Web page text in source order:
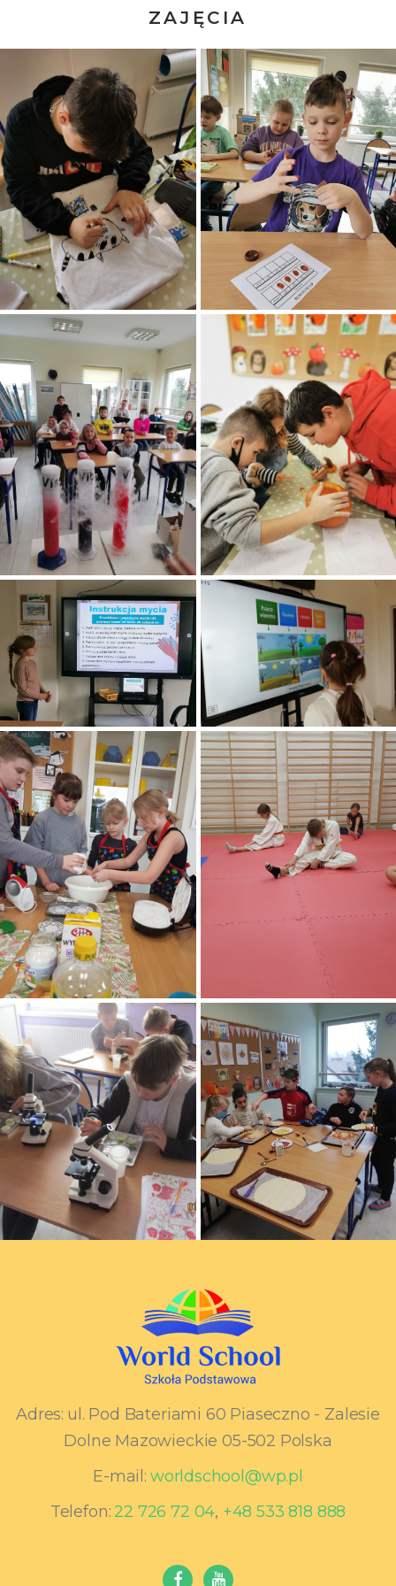
ZAJĘCIA
Adres: ul. Pod Bateriami 60 Piaseczno - Zalesie
Dolne Mazowieckie 05-502 Polska
E-mail: worldschool@wp.pl
Telefon: 22 726 72 04, +48 533 818 888